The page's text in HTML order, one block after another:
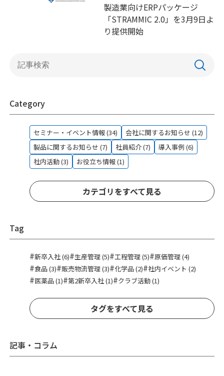
製造業向けERPパッケージ
「STRAMMIC 2.0」を3月9日よ
り提供開始
Category
セミナー・イベント情報 (34)
会社に関するお知らせ (12)
製品に関するお知らせ (7)
社員紹介 (7)
導入事例 (6)
社内活動 (3)
お役立ち情報 (1)
カテゴリをすべて見る
Tag
#新卒入社 (6)#生産管理 (5)#工程管理 (5)#原価管理 (4)
#食品 (3)#販売物流管理 (3)#化学品 (2)#社内イベント (2)
#医薬品 (1)#第2新卒入社 (1)#クラブ活動 (1)
タグをすべて見る
記事・コラム